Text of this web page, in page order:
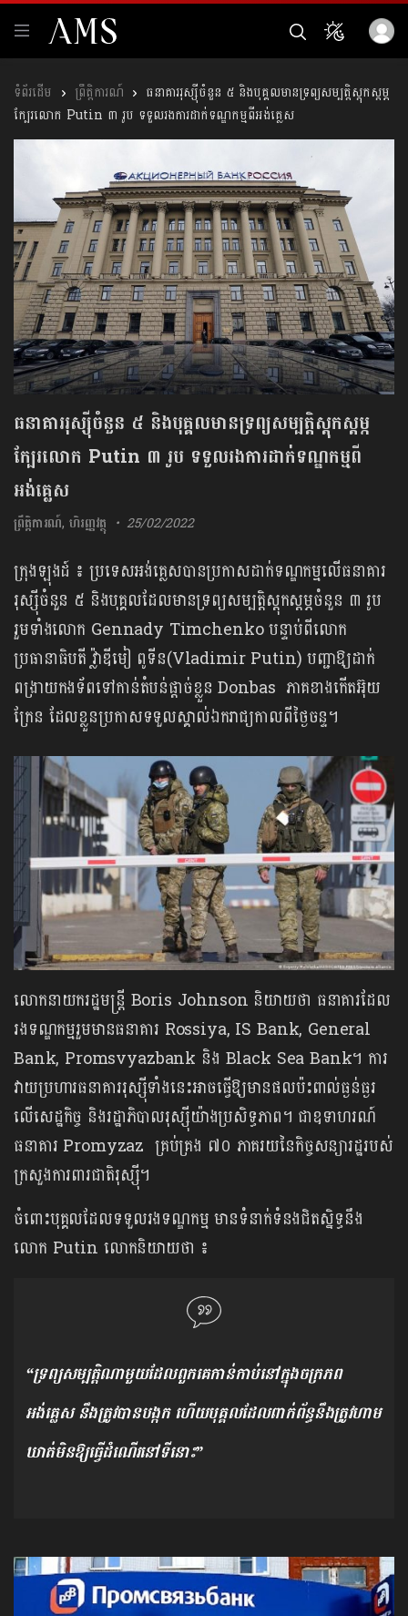
ព្រឹត្តិការណ៍
ធនាគារ​​រុស្ស៊ី​​ចំនួន​ ៥ ​និង​​បុគ្គល​​​មាន​​ទ្រព្យ​​សម្បត្តិ​ស្ដុក​ស្ដម្ភ​
ក្បែរ​លោក​ Putin ​​៣ ​រូប​ ទទួលរងការដាក់​​ទណ្ឌកម្ម​​ពីអង់គ្លេស
ធនាគារ​​រុស្ស៊ី​​ចំនួន​ ៥ ​និង​​បុគ្គល​​​មាន​​ទ្រព្យ​​សម្បត្តិ​ស្ដុក​ស្ដម្ភ​
ក្បែរ​លោក​ Putin ​​៣ ​រូប​ ទទួលរងការដាក់​​ទណ្ឌកម្ម​​ពី
អង់គ្លេស
ព្រឹត្តិការណ៍,ហិរញ្ញវត្ថុ 25/02/2022
ក្រុងឡុងដ៍ ៖ ​ប្រទេស​អង់គ្លេស​បាន​ប្រកាស​ដាក់​ទណ្ឌកម្ម​លើ​ធនាគារ​
រុស្ស៊ី​ចំនួន​ ៥ និង​បុគ្គល​ដែល​មាន​ទ្រព្យ​សម្បត្តិស្ដុ​ក​ស្ដម្ភ​ចំនួន​ ៣ ​រូប ​​
រួម​ទាំង​លោក​ Gennady Timchenko ​បន្ទាប់​ពីលោ​ក​
ប្រធានាធិបតី ​វ្ល៉ាឌីមៀ ពូទីន​(Vladimir Putin) ​បញ្ជា​ឱ្យដា​ក់​
ពង្រាយក​ងទ័​ពទៅ​កា​ន់​តំបន់​ផ្ដាច់​ខ្លួន​ Donbas ​ភាគ​ខាង​កើត​អ៊ុយ
ក្រែន​ ដែល​ខ្លួន​ប្រកាស​ទទួល​ស្គាល់​ឯករាជ្យ​កាល​ពី​ថ្ងៃ​ចន្ទ​។​
លោក​នាយក​រដ្ឋ​មន្ត្រី​ Boris Johnson ​និយាយ​ថា​ ធនាគារដែល​​
រង​​ទណ្ឌកម្ម​​​​រួម​​មាន​​ធនាគារ​ Rossiya​,​ IS Bank​​​,​ General
Bank​,​ Promsvyazbank​ និង​ Black Sea Bank​​។​ ការ​​
វាយ​​ប្រហារ​​ធនាគារ​រុស្ស៊ីទាំងនេះអាច​ធ្វើ​ឱ្យ​មាន​​ផល​​ប៉ះ​​ពាល់​ធ្ងន់ធ្ង​រ​​
លើ​​សេដ្ឋកិច្ច​ ​និង​​រដ្ឋាភិបាល​​រុស្ស៊ី​យ៉ាង​ប្រសិទ្ធ​ភាព​។​ ជា​ឧទាហរណ៍​ ​
ធនាគារ​ Promyzaz ​ ​គ្រប់​គ្រង​ ៧០ ​ភាគ​រយ​នៃ​កិច្ច​សន្យា​រដ្ឋ​របស់​
ក្រសួង​ការពារ​ជាតិ​រុស្ស៊ី​។​
ចំពោះ​បុគ្គល​ដែល​ទទួលរង​ទណ្ឌកម្ម​ ​មាន​ទំនាក់​ទំនង​ជិត​ស្និទ្ធ​នឹង​
លោក​ Putin ​លោក​​និយាយ​ថា​​ ​៖​
“ទ្រព្យ​សម្បត្តិ​ណា​មួយ​ដែល​ពួក​គេ​កាន់​កាប់​នៅ​ក្នុង​ចក្រភព​
អង់គ្លេស​ នឹង​ត្រូវ​បាន​បង្កក​ ហើយ​បុគ្គល​ដែល​ពាក់​ព័ន្ធ​នឹង​ត្រូវ​​​​ហាម​
ឃាត់​មិន​ឱ្យ​ធ្វើ​ដំណើរ​នៅ​ទីនោះ​”